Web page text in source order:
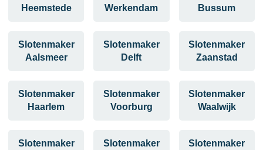
Heemstede
Werkendam
Bussum
Slotenmaker
Aalsmeer
Slotenmaker
Delft
Slotenmaker
Zaanstad
Slotenmaker
Haarlem
Slotenmaker
Voorburg
Slotenmaker
Waalwijk
Slotenmaker
Slotenmaker
Slotenmaker